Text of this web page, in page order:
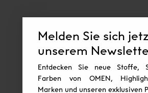
Melden Sie sich
unserem
Entdecken Sie neue Stoffe,
Farben von OMEN,
Marken und unseren exklusiven